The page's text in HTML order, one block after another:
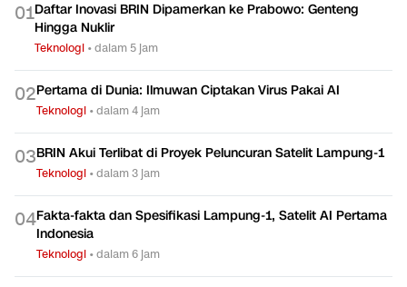
01Daftar Inovasi BRIN Dipamerkan ke Prabowo: Genteng
Hingga Nuklir
Teknologi •dalam 5 jam
02Pertama di Dunia: Ilmuwan Ciptakan Virus Pakai AI
Teknologi •dalam 4 jam
03BRIN Akui Terlibat di Proyek Peluncuran Satelit Lampung-1
Teknologi •dalam 3 jam
04Fakta-fakta dan Spesifikasi Lampung-1, Satelit AI Pertama
Indonesia
Teknologi •dalam 6 jam